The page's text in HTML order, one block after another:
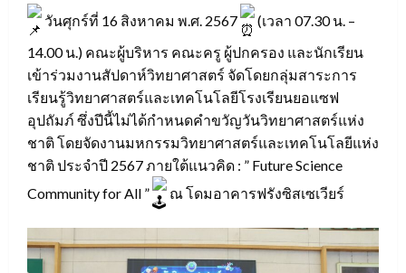
วันศุกร์ที่ 16 สิงหาคม พ.ศ. 2567
(เวลา 07.30 น. –
14.00 น.) คณะผู้บริหาร คณะครู ผู้ปกครอง และนักเรียน
เข้าร่วมงานสัปดาห์วิทยาศาสตร์ จัดโดยกลุ่มสาระการ
เรียนรู้วิทยาศาสตร์และเทคโนโลยีโรงเรียนยอแซฟ
อุปถัมภ์ ซึ่งปีนี้ไม่ได้กำหนดคำขวัญวันวิทยาศาสตร์แห่ง
ชาติ โดยจัดงานมหกรรมวิทยาศาสตร์และเทคโนโลยีแห่ง
ชาติ ประจำปี 2567 ภายใต้แนวคิด : ” Future Science
Community for All ”
ณ โดมอาคารฟรังซิสเซเวียร์